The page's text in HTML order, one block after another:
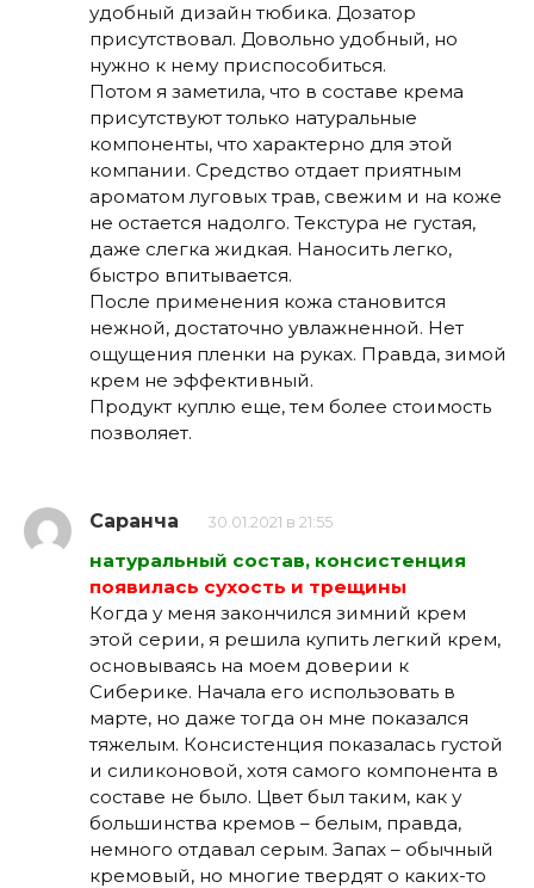
удобный дизайн тюбика. Дозатор
присутствовал. Довольно удобный, но
нужно к нему приспособиться.
Потом я заметила, что в составе крема
присутствуют только натуральные
компоненты, что характерно для этой
компании. Средство отдает приятным
ароматом луговых трав, свежим и на коже
не остается надолго. Текстура не густая,
даже слегка жидкая. Наносить легко,
быстро впитывается.
После применения кожа становится
нежной, достаточно увлажненной. Нет
ощущения пленки на руках. Правда, зимой
крем не эффективный.
Продукт куплю еще, тем более стоимость
позволяет.
Саранча 30.01.2021 в 21:55
натуральный состав, консистенция
появилась сухость и трещины
Когда у меня закончился зимний крем
этой серии, я решила купить легкий крем,
основываясь на моем доверии к
Сиберике. Начала его использовать в
марте, но даже тогда он мне показался
тяжелым. Консистенция показалась густой
и силиконовой, хотя самого компонента в
составе не было. Цвет был таким, как у
большинства кремов – белым, правда,
немного отдавал серым. Запах – обычный
кремовый, но многие твердят о каких-то